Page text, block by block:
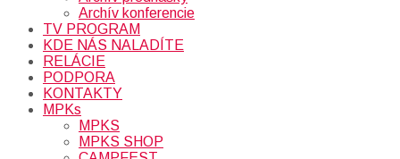
Archív konferencie
TV PROGRAM
KDE NÁS NALADÍTE
RELÁCIE
PODPORA
KONTAKTY
MPKs
MPKS
MPKS SHOP